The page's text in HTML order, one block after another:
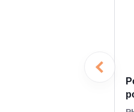
La composition
où le choix des
contraintes de
professionnels
électrique industriel.